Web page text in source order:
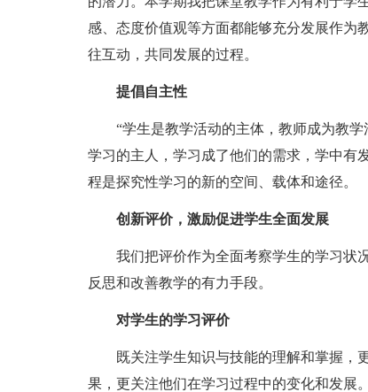
感、态度价值观等方面都能够充分发展作为
往互动，共同发展的过程。
提倡自主性
“学生是教学活动的主体，教师成为教学
学习的主人，学习成了他们的需求，学中有
程是探究性学习的新的空间、载体和途径。
创新评价，激励促进学生全面发展
我们把评价作为全面考察学生的学习状况
反思和改善教学的有力手段。
对学生的学习评价
既关注学生知识与技能的理解和掌握，更
果，更关注他们在学习过程中的变化和发展